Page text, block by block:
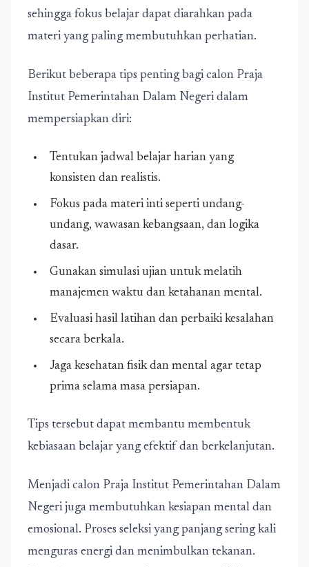
sehingga fokus belajar dapat diarahkan pada
materi yang paling membutuhkan perhatian.
Berikut beberapa tips penting bagi calon Praja
Institut Pemerintahan Dalam Negeri dalam
mempersiapkan diri:
Tentukan jadwal belajar harian yang
konsisten dan realistis.
Fokus pada materi inti seperti undang-
undang, wawasan kebangsaan, dan logika
dasar.
Gunakan simulasi ujian untuk melatih
manajemen waktu dan ketahanan mental.
Evaluasi hasil latihan dan perbaiki kesalahan
secara berkala.
Jaga kesehatan fisik dan mental agar tetap
prima selama masa persiapan.
Tips tersebut dapat membantu membentuk
kebiasaan belajar yang efektif dan berkelanjutan.
Menjadi calon Praja Institut Pemerintahan Dalam
Negeri juga membutuhkan kesiapan mental dan
emosional. Proses seleksi yang panjang sering kali
menguras energi dan menimbulkan tekanan.